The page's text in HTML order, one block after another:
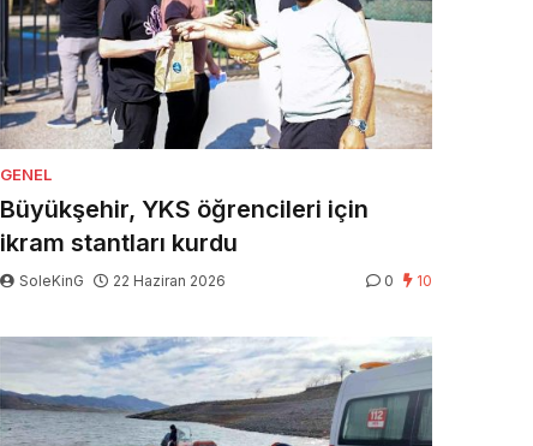
GENEL
Büyükşehir, YKS öğrencileri için
ikram stantları kurdu
SoleKinG 22 Haziran 2026 0 10